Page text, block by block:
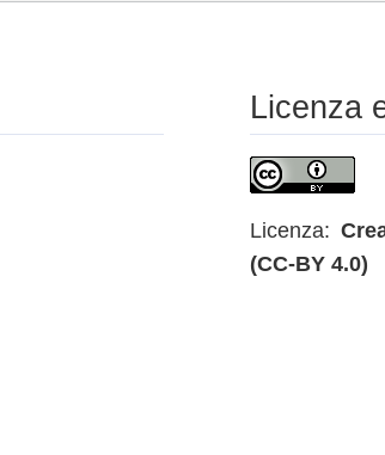
Licenza
Licenza:
(CC-BY 4.0)